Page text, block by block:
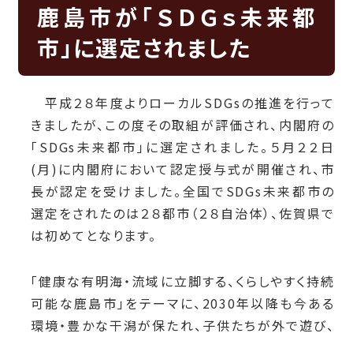
鹿島市が「ＳＤＧｓ未来都
市」に選定されました
平成２８年度よりローカルSDGsの推進を行って
きましたが、この度その取組が評価され、内閣府の
「SDGs未来都市」に選定されました。 ５ 月２２日
(月)に内閣府において認定授与式が開催され、市
長が認定を受けました。 全国でSDGs未来都市の
選定をされたのは２８都市（２８自治体）、佐賀県で
は初めてとなります。
「健康な有明海・流域に立脚する、くらしやすく持続
可能な鹿島市」をテーマに、 2030年以降も今ある
環境・豊かな干潟が保たれ、子供たちが外で遊び、